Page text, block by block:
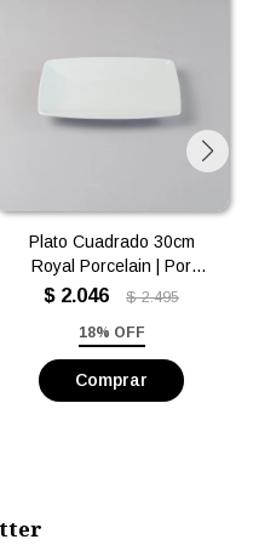
Plato Cuadrado 30cm
Royal Porcelain | Por
Unidad
$ 2.046 $ 2.495
18% OFF